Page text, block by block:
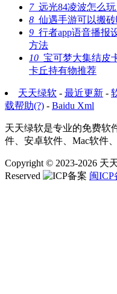
7远光84凌波怎么玩
8 仙遇手游可以搬
9 行者app语音播报
方法
10 宝可梦大集结皮
卡丘持有物推荐
天天绿软 - 最近更新 -
载帮助(?) - Baidu Xml
天天绿软是专业的免费软
件、安卓软件、Mac软件
Copyright © 2023-2026 天
Reserved
闽ICP